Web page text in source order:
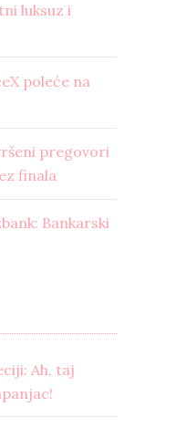
luksuz i
poleće na
pregovori
finala
Bankarski
Ah, taj